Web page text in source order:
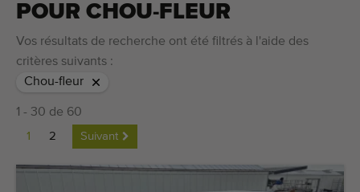
Fruits (333)
Convoyeurs
Vendre vos machines!
Recherche par type
Dernières machines consultées
POUR CHOU-FLEUR
Vos résultats de recherche ont été filtrés à l'aide des
critères suivants :
Chou-fleur
1 - 30 de 60
1 2 Suivant